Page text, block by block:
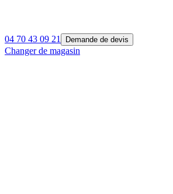
04 70 43 09 21 Demande de devis
Changer de magasin